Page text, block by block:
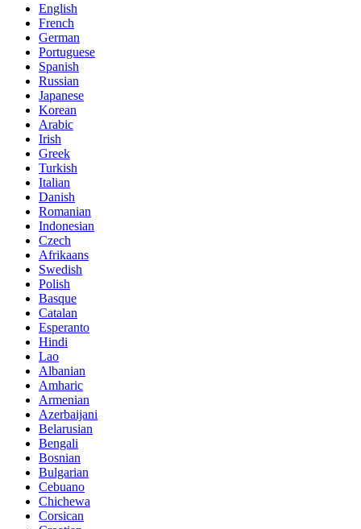
English
French
German
Portuguese
Spanish
Russian
Japanese
Korean
Arabic
Irish
Greek
Turkish
Italian
Danish
Romanian
Indonesian
Czech
Afrikaans
Swedish
Polish
Basque
Catalan
Esperanto
Hindi
Lao
Albanian
Amharic
Armenian
Azerbaijani
Belarusian
Bengali
Bosnian
Bulgarian
Cebuano
Chichewa
Corsican